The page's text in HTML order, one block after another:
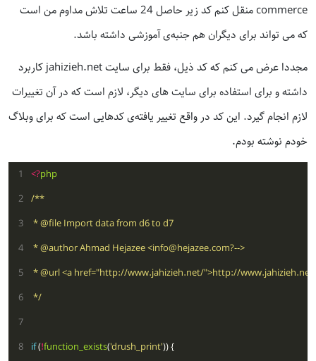
commerce منقل کنم کد زیر حاصل 24 ساعت تلاش مداوم من است
که می تواند برای دیگران هم جنبه‌ی آموزشی داشته باشد.
مجددا عرض می کنم که کد ذیل، فقط برای سایت jahizieh.net کاربرد
داشته و برای استفاده برای سایت های دیگر، لازم است که در آن تغییرات
لازم انجام گیرد. این کد در واقع تغییر یافته‌ی کدهایی است که برای وبلاگ
خودم نوشته بودم.
   1
<?php
   2
/**
   3
* @file Import data from d6 to d7
   4
* @author Ahmad Hejazee <info@hejazee.com
?-->
   5
   6
*/
   7
   8
if (!function_exists('drush_print'
)) {